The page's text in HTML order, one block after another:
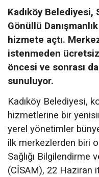
Kadıköy Belediyesi,
Gönüllü
hizmete açtı.
istenmeden
öncesi ve sonrası
sunuluyor.
Kadıköy Belediyesi,
hizmetlerine bir
yerel yönetimler
ilk merkezlerden biri
Sağlığı Bilgilendirme
(CİSAM), 22 Haziran